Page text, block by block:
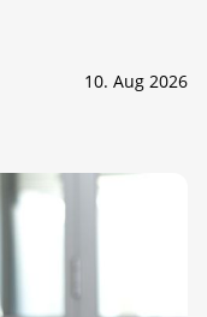
10. Aug 2026